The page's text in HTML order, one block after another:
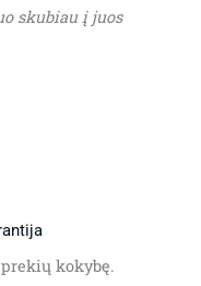
skubiau į juos
kokybę.